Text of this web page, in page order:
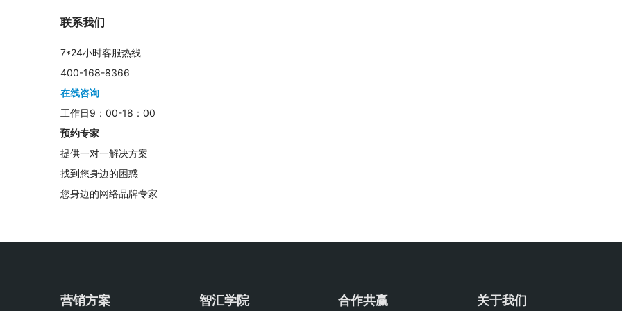
联系我们
7*24小时客服热线
400-168-8366
在线咨询
工作日9：00-18：00
预约专家
提供一对一解决方案
找到您身边的困惑
您身边的网络品牌专家
营销方案 智汇学院 合作共赢 关于我们